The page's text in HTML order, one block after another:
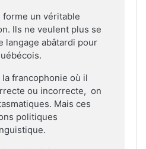
un véritable
Ils ne veulent plus se
langage abâtardi pour
francophonie où il
ou incorrecte, on
Mais ces
politiques